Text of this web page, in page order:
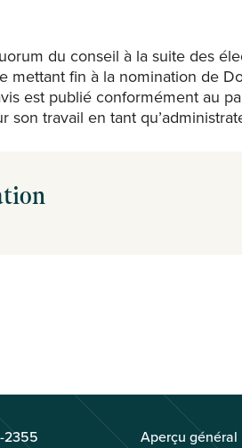
du conseil à la suite des
fin à la nomination de
est publié conformément au
travail en tant
2355 Aperçu général